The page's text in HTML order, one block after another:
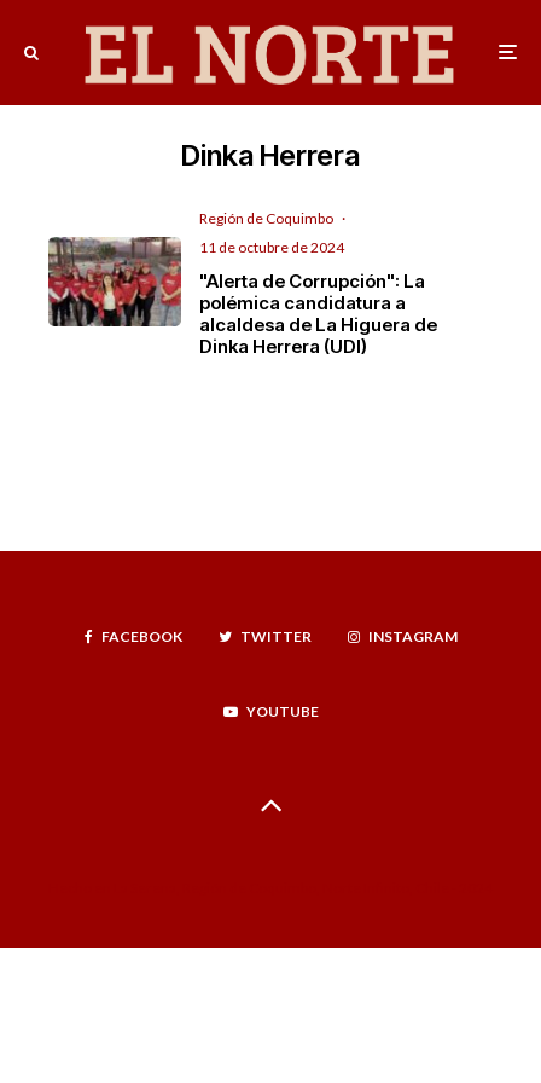
Dinka Herrera
Región de Coquimbo ·
11 de octubre de 2024
"Alerta de Corrupción": La
polémica candidatura a
alcaldesa de La Higuera de
Dinka Herrera (UDI)
FACEBOOK TWITTER INSTAGRAM
YOUTUBE